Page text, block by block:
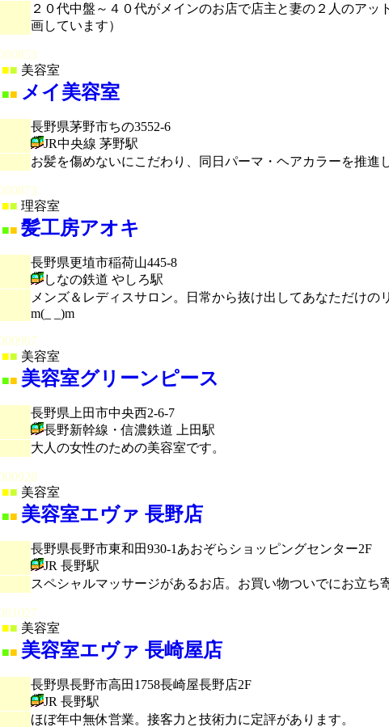
２０代中盤～４０代がメインのお店で店主と妻の２人のア
画しています）
■ 美容室
■■ メイ美容室
長野県茅野市ちの3552-6
JR中央線 茅野駅
お髪を傷めないにこだわり、同日パーマ・ヘアカラーを推進
■ 理容室
■■ 髪工房アオキ
長野県更埴市稲荷山445-8
しなの鉄道 やしろ駅
メンズ＆レディスサロン。日常から抜け出してあなただけ
m(_ _)m
■ 美容室
■■ 美容室グリーンピース
長野県上田市中央西2-6-7
長野新幹線・信濃鉄道 上田駅
大人の女性のための美容室です。
■ 美容室
■■ 美容室エヴァ 長野店
長野県長野市東和田930-1あおぞらショッピングセンター2F
JR 長野駅
スペシャルマッサージがあるお店。お買い物ついでにお立ち
■ 美容室
■■ 美容室エヴァ 長崎屋店
長野県長野市高田1758長崎屋長野店2F
JR 長野駅
ほぼ年中無休営業。接客力と技術力に定評があります。